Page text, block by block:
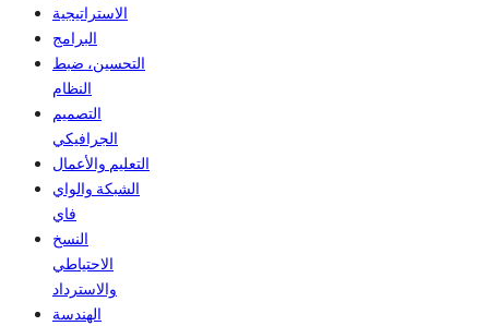
الاستراتيجية
البرامج
التحسين، ضبط
النظام
التصميم
الجرافيكي
التعليم والأعمال
الشبكة والواي
فاي
النسخ
الاحتياطي
والاسترداد
الهندسة